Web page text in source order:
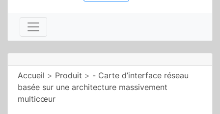
Accueil > Produit > - Carte d’interface réseau
basée sur une architecture massivement
multicœur